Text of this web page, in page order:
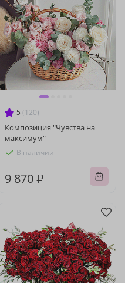
5 (120)
Композиция "Чувства на
максимум"
В наличии
9 870 ₽